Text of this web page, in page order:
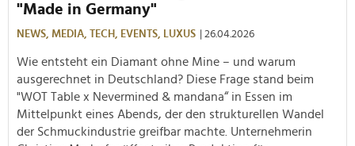
"Made in Germany"
NEWS, MEDIA, TECH, EVENTS, LUXUS | 26.04.2026
Wie entsteht ein Diamant ohne Mine – und warum
ausgerechnet in Deutschland? Diese Frage stand beim
"WOT Table x Nevermined & mandana“ in Essen im
Mittelpunkt eines Abends, der den strukturellen Wandel
der Schmuckindustrie greifbar machte. Unternehmerin